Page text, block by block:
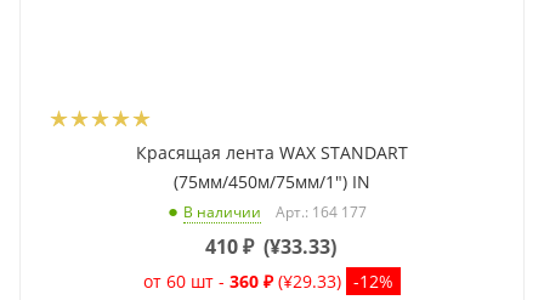
Красящая лента WAX STANDART
(75мм/450м/75мм/1") IN
В наличии Арт.: 164 177
410₽ (¥33.33)
от 60 шт - 360 ₽ (¥29.33) -12%